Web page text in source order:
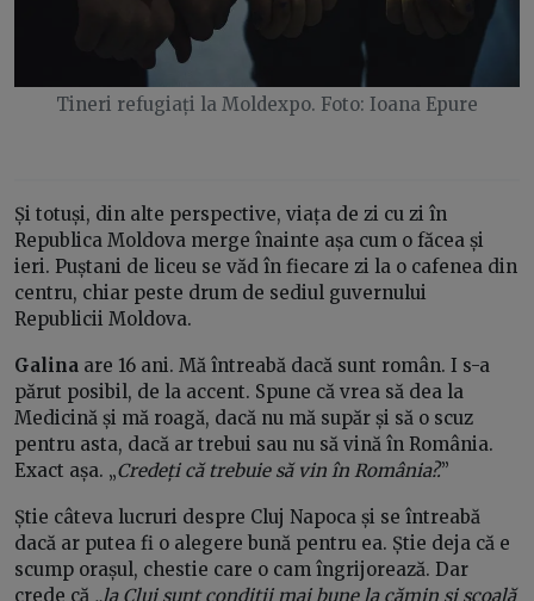
Tineri refugiați la Moldexpo. Foto: Ioana Epure
Și totuși, din alte perspective, viața de zi cu zi în
Republica Moldova merge înainte așa cum o făcea și
ieri. Puștani de liceu se văd în fiecare zi la o cafenea din
centru, chiar peste drum de sediul guvernului
Republicii Moldova.
Galina are 16 ani. Mă întreabă dacă sunt român. I s-a
părut posibil, de la accent. Spune că vrea să dea la
Medicină și mă roagă, dacă nu mă supăr și să o scuz
pentru asta, dacă ar trebui sau nu să vină în România.
Exact așa. „Credeți că trebuie să vin în România?.”
Știe câteva lucruri despre Cluj Napoca și se întreabă
dacă ar putea fi o alegere bună pentru ea. Știe deja că e
scump orașul, chestie care o cam îngrijorează. Dar
crede că „la Cluj sunt condiții mai bune la cămin și școală